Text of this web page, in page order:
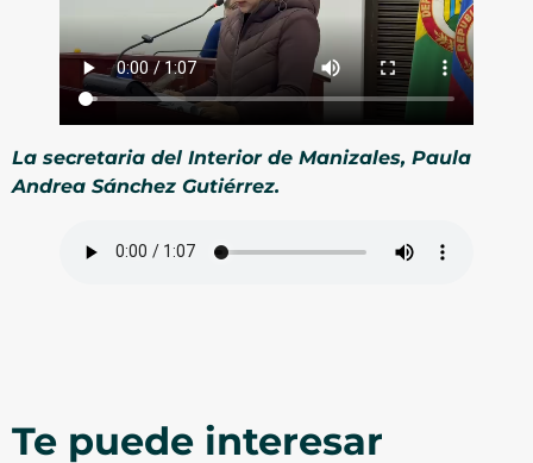
La secretaria del Interior de Manizales, Paula
Andrea Sánchez Gutiérrez.
Te puede interesar